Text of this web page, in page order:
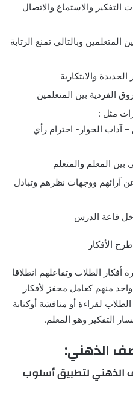
التفكير والاستماع والاتصال
وبالتالي تمنع الرتابة
والابتكارية
الفردية بين المتعلمين
مثل :
– آداب الحوار- احترام رأي
المعلم والمتعلم
آرائهم ووجهات نظرهم وتبادل
قاعة الدرس
الأفكار
الطلاب وتفاعلهم انطلاقا
منهم كعامل محفز لأفكار
لقراءة أو مناقشة أوكتابة
التفكير وهو المعلم.
الذهني:
الذهني لتطبيق أسلوب